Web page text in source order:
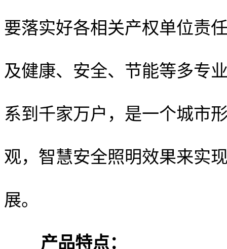
要落实好各相关产权单位责
及健康、安全、节能等多专
系到千家万户，是一个城市
观，智慧安全照明效果来实
展。
产品特点：